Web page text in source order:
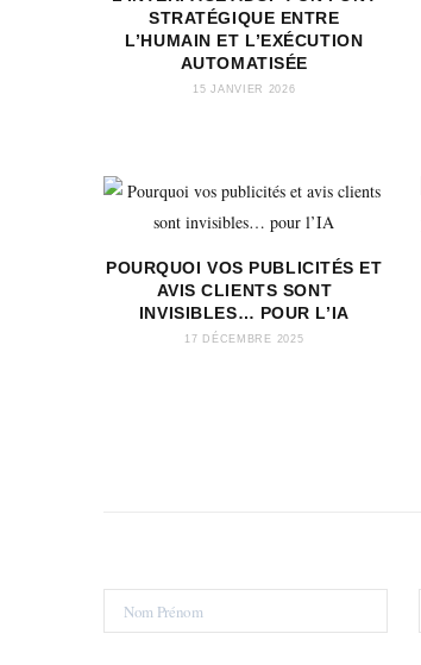
STRATÉGIQUE ENTRE
L’HUMAIN ET L’EXÉCUTION
AUTOMATISÉE
15 JANVIER 2026
POURQUOI VOS PUBLICITÉS ET
AVIS CLIENTS SONT
INVISIBLES… POUR L’IA
17 DÉCEMBRE 2025